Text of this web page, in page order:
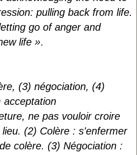
pulling back from life.
go of anger and
life ».
(3) négociation, (4)
acceptation
ne pas vouloir croire
(2) Colère : s'enfermer
colère. (3) Négociation :